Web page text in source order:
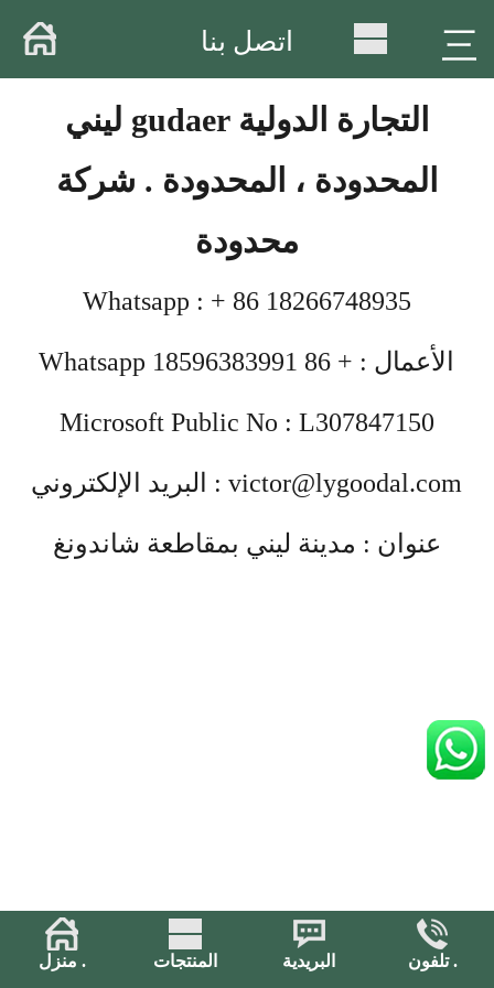
حول .
المنتجات
مستودعات
تسليم
الأخبار .
اتصل بنا 三
ليني gudaer التجارة الدولية
المحدودة ، المحدودة . شركة
محدودة
Whatsapp : + 86 18266748935
Whatsapp الأعمال : + 86 18596383991
Microsoft Public No : L307847150
البريد الإلكتروني : victor@lygoodal.com
عنوان : مدينة ليني بمقاطعة شاندونغ
منزل . المنتجات البريدية تلفون .